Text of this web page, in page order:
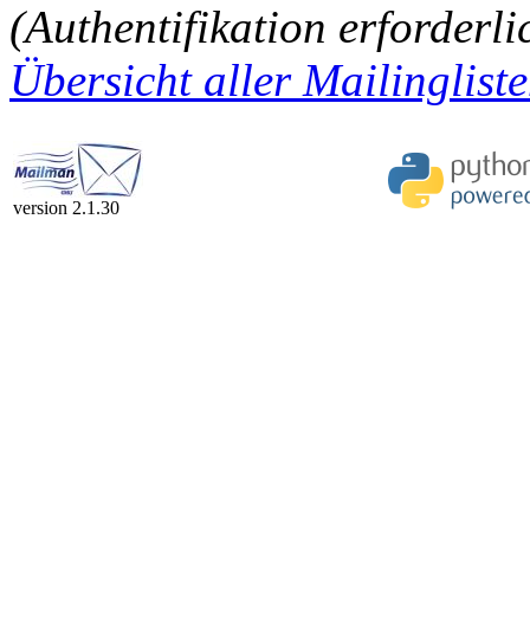
(Authentifikation
Übersicht aller
version 2.1.30